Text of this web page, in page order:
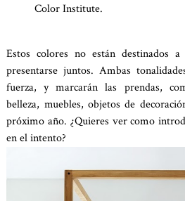
Color Institute.
Estos colores no están destinados a
presentarse juntos. Ambas
fuerza, y marcarán las prendas,
belleza, muebles, objetos de
próximo año. ¿Quieres ver como
en el intento?